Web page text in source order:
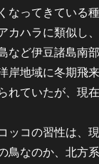
なってきている種
ハラに類似し
ど伊豆諸島南部
地域に冬期飛来
れていたが、現
コの習性は、
鳥なのか、北方